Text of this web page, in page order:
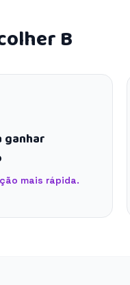
B
ganhar
mais rápida.